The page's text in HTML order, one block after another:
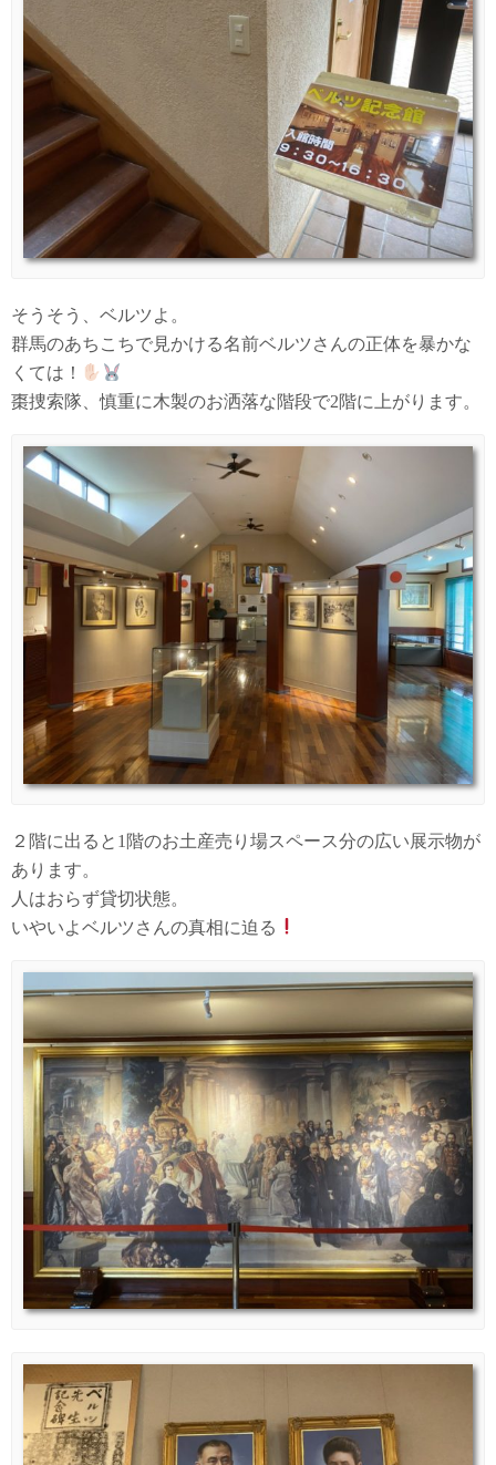
そうそう、ベルツよ。
群馬のあちこちで見かける名前ベルツさんの正体を暴かな
くては！
棗捜索隊、慎重に木製のお洒落な階段で2階に上がります。
２階に出ると1階のお土産売り場スペース分の広い展示物が
あります。
人はおらず貸切状態。
いやいよベルツさんの真相に迫る